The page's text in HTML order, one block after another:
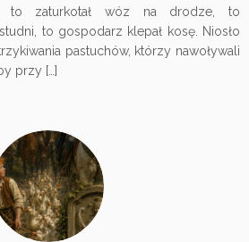
to zaturkotał wóz na drodze, to
to gospodarz klepał kosę. Niosło
pastuchów, którzy nawoływali
przy […]